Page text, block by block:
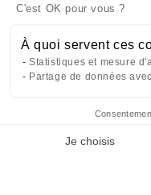
NOS PRODUITS
CATÉGORIES
Site réalisé
C'est OK pour vous ?
À quoi servent ces
Statistiques et mesure
Partage de données
Je choisis